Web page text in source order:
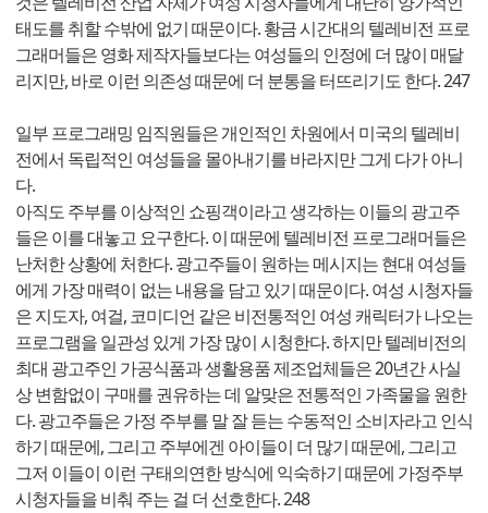
태도를 취할 수밖에 없기 때문이다. 황금 시간대의 텔레비전 프로
그래머들은 영화 제작자들보다는 여성들의 인정에 더 많이 매달
리지만, 바로 이런 의존성 때문에 더 분통을 터뜨리기도 한다. 247
일부 프로그래밍 임직원들은 개인적인 차원에서 미국의 텔레비
전에서 독립적인 여성들을 몰아내기를 바라지만 그게 다가 아니
다.
아직도 주부를 이상적인 쇼핑객이라고 생각하는 이들의 광고주
들은 이를 대놓고 요구한다. 이 때문에 텔레비전 프로그래머들은
난처한 상황에 처한다. 광고주들이 원하는 메시지는 현대 여성들
에게 가장 매력이 없는 내용을 담고 있기 때문이다. 여성 시청자들
은 지도자, 여걸, 코미디언 같은 비전통적인 여성 캐릭터가 나오는
프로그램을 일관성 있게 가장 많이 시청한다. 하지만 텔레비전의
최대 광고주인 가공식품과 생활용품 제조업체들은 20년간 사실
상 변함없이 구매를 권유하는 데 알맞은 전통적인 가족물을 원한
다. 광고주들은 가정 주부를 말 잘 듣는 수동적인 소비자라고 인식
하기 때문에, 그리고 주부에겐 아이들이 더 많기 때문에, 그리고
그저 이들이 이런 구태의연한 방식에 익숙하기 때문에 가정주부
시청자들을 비춰 주는 걸 더 선호한다. 248